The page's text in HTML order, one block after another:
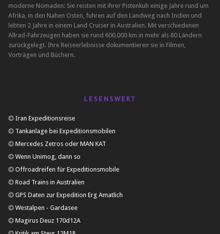
moderne Nomaden: Sie reisten mit ihrer Pistenkuh einige Jahre rund um
Afrika, in den Nahen Osten, fuhren auf den Landweg nach Indien und
lebten 2 Jahre in einem Land Cruiser in Australien. Mit verschiedenen
Allrad-Fahrzeugen haben sie rund 600.000 km in mehr als 80 Ländern
zurückgelegt. Ihre Reiseerlebnisse dokumentieren sie in Filmen,
Vorträgen und Büchern.
LESENSWERT
Iran Expeditionsreise
Tankanlage bei Expeditionsmobilen
Mercedes Zetros oder MAN KAT
Wenn Unimog, dann so
Offroadreifen für Expeditionsmobile
Road Trains in Australien
GPS Daten zur Expedition Erg Amatlich
Westalpen - Gardasee
Magirus Deuz 170d12A